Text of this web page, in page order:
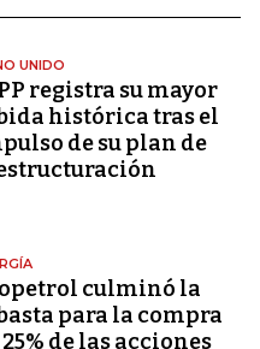
UNIDO
registra su mayor
histórica tras el
de su plan de
culminó la
para la compra
25% de las acciones